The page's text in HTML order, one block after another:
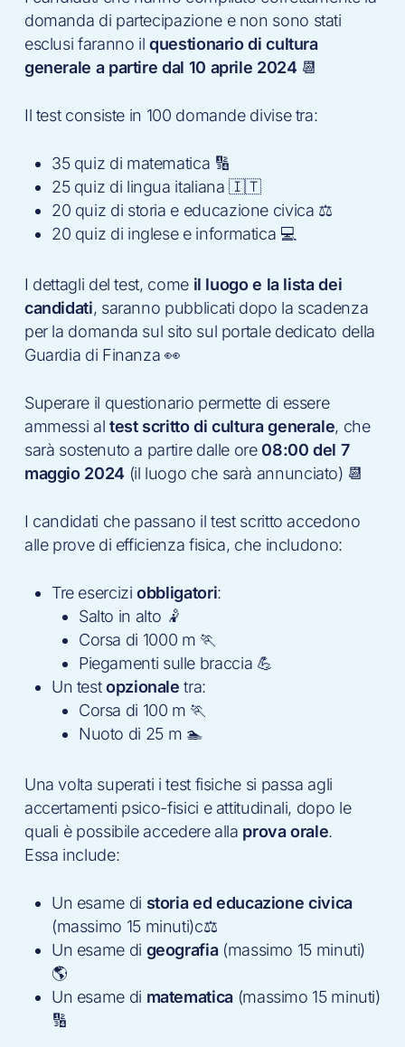
domanda di partecipazione e non sono stati
esclusi faranno ilquestionario di cultura
generale a partire dal 10 aprile 2024 📆
Il test consiste in 100 domande divise tra:
35 quiz di matematica 🔢
25 quiz di lingua italiana 🇮🇹
20 quiz di storia e educazione civica ⚖️
20 quiz di inglese e informatica 💻
I dettagli del test, come il luogo e la lista dei
candidati, saranno pubblicati dopo la scadenza
per la domanda sul sito sul portale dedicato della
Guardia di Finanza 👀
Superare il questionario permette di essere
ammessi al test scritto di cultura generale, che
sarà sostenuto a partire dalle ore 08:00 del 7
maggio 2024(il luogo che sarà annunciato) 📆
I candidati che passano il test scritto accedono
alle prove di efficienza fisica, che includono:
Tre eserciziobbligatori:
Salto in alto 🤾
Corsa di 1000 m 🏃
Piegamenti sulle braccia 💪
Un testopzionale tra:
Corsa di 100 m 🏃
Nuoto di 25 m 🏊
Una volta superati i test fisiche si passa agli
accertamenti psico-fisici e attitudinali, dopo le
quali è possibile accedere alla prova orale.
Essa include:
Un esame di storia ed educazione civica
(massimo 15 minuti)c⚖️
Un esame di geografia(massimo 15 minuti)
🌎
Un esame di matematica(massimo 15 minuti)
🔢